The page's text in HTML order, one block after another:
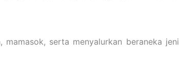
mamasok, serta menyalurkan beraneka